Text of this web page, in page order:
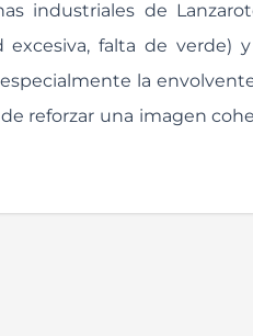
industriales de
excesiva, falta de verde)
la
reforzar una imagen